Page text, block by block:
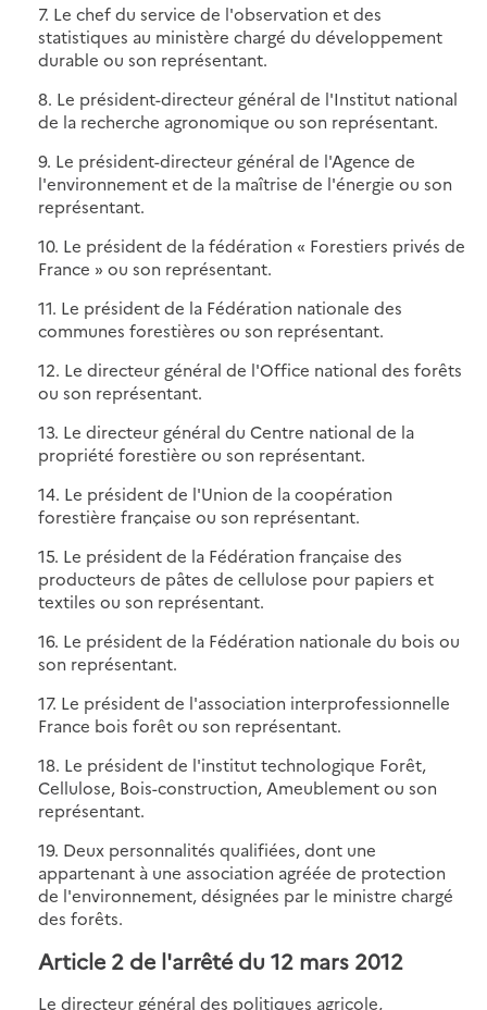
7. Le chef du service de l'observation et des
statistiques au ministère chargé du développement
durable ou son représentant.
8. Le président-directeur général de l'Institut national
de la recherche agronomique ou son représentant.
9. Le président-directeur général de l'Agence de
l'environnement et de la maîtrise de l'énergie ou son
représentant.
10. Le président de la fédération « Forestiers privés de
France » ou son représentant.
11. Le président de la Fédération nationale des
communes forestières ou son représentant.
12. Le directeur général de l'Office national des forêts
ou son représentant.
13. Le directeur général du Centre national de la
propriété forestière ou son représentant.
14. Le président de l'Union de la coopération
forestière française ou son représentant.
15. Le président de la Fédération française des
producteurs de pâtes de cellulose pour papiers et
textiles ou son représentant.
16. Le président de la Fédération nationale du bois ou
son représentant.
17. Le président de l'association interprofessionnelle
France bois forêt ou son représentant.
18. Le président de l'institut technologique Forêt,
Cellulose, Bois-construction, Ameublement ou son
représentant.
19. Deux personnalités qualifiées, dont une
appartenant à une association agréée de protection
de l'environnement, désignées par le ministre chargé
des forêts.
Article 2 de l'arrêté du 12 mars 2012
Le directeur général des politiques agricole,